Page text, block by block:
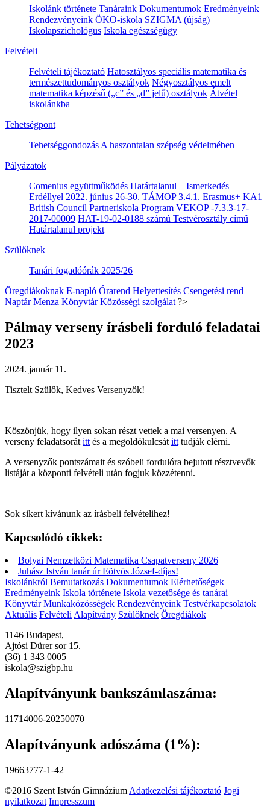
Iskolánk története Tanáraink Dokumentumok Eredményeink
Rendezvényeink ÖKO-iskola SZIGMA (újság)
Iskolapszichológus Iskola egészségügy
Felvételi
Felvételi tájékoztató Hatosztályos speciális matematika és
természettudományos osztályok Négyosztályos emelt
matematika képzésű („c” és „d” jelű) osztályok Átvétel
iskolánkba
Tehetségpont
Tehetséggondozás A haszontalan szépség védelmében
Pályázatok
Comenius együttműködés Határtalanul – Ismerkedés
Erdéllyel 2022. június 26-30. TÁMOP 3.4.1. Erasmus+ KA1
British Council Partneriskola Program VEKOP -7.3.3-17-
2017-00009 HAT-19-02-0188 számú Testvérosztály című
Határtalanul projekt
Szülőknek
Tanári fogadóórák 2025/26
Öregdiákoknak E-napló Órarend Helyettesítés Csengetési rend
Naptár Menza Könyvtár Közösségi szolgálat ?>
Pálmay verseny írásbeli forduló feladatai
2023
2024. január 11.
Tisztelt Szülők, Kedves Versenyzők!
Köszönjük, hogy ilyen sokan részt vettek a mai versenyen. A
verseny feladatsorát itt és a megoldókulcsát itt tudják elérni.
A versenyzők pontszámait és szóbeli fordulóra bejutott résztvevők
listáját a központi felvételi után fogjuk közzétenni.
Sok sikert kívánunk az írásbeli felvételihez!
Kapcsolódó cikkek:
Bolyai Nemzetközi Matematika Csapatverseny 2026
Juhász István tanár úr Eötvös József-díjas!
Iskolánkról Bemutatkozás Dokumentumok Elérhetőségek
Eredményeink Iskola története Iskola vezetősége és tanárai
Könyvtár Munkaközösségek Rendezvényeink Testvérkapcsolatok
Aktuális Felvételi Alapítvány Szülőknek Öregdiákok
1146 Budapest,
Ajtósi Dürer sor 15.
(36) 1 343 0005
iskola@szigbp.hu
Alapítványunk bankszámlaszáma:
11714006-20250070
Alapítványunk adószáma (1%):
19663777-1-42
©2016 Szent István Gimnázium Adatkezelési tájékoztató Jogi
nyilatkozat Impresszum